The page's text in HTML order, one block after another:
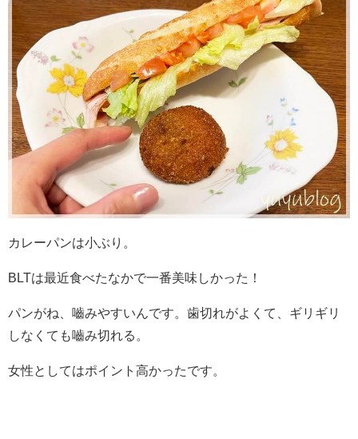
カレーパンは小ぶり。
BLTは最近食べたなかで一番美味しかった！
パンがね、嚙みやすいんです。歯切れがよくて、ギリギリ
しなくても嚙み切れる。
女性としてはポイント高かったです。